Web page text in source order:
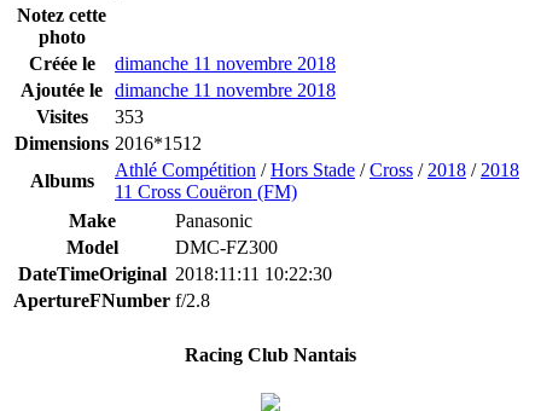
Notez cette
photo
Créée le
dimanche 11 novembre 2018
Ajoutée le dimanche 11 novembre 2018
Visites
353
Dimensions 2016*1512
Albums
Athlé Compétition /Hors Stade /Cross / 2018 / 2018
11 Cross Couëron (FM)
Make
Panasonic
Model
DMC-FZ300
DateTimeOriginal 2018:11:11 10:22:30
ApertureFNumber f/2.8
Racing Club Nantais